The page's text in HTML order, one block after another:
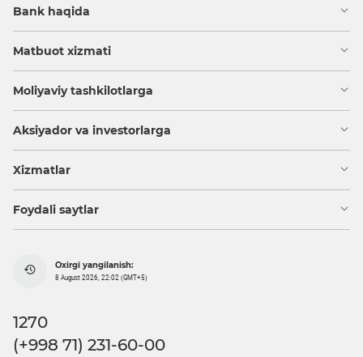
Bank haqida
Matbuot xizmati
Moliyaviy tashkilotlarga
Aksiyador va investorlarga
Xizmatlar
Foydali saytlar
Oxirgi yangilanish:
8 August 2026, 22:02 (GMT+5)
1270
(+998 71) 231-60-00